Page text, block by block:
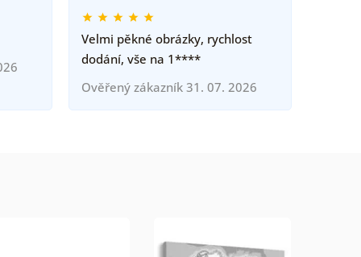
Velmi pěkné obrázky, rychlost
dodání, vše na 1****
Ověřený zákazník 31. 07. 2026